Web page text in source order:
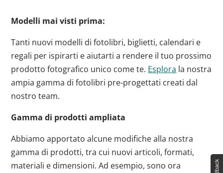
Modelli mai visti prima:
Tanti nuovi modelli di fotolibri, biglietti, calendari e
regali per ispirarti e aiutarti a rendere il tuo prossimo
prodotto fotografico unico come te. Esplora la nostra
ampia gamma di fotolibri pre-progettati creati dal
nostro team.
Gamma di prodotti ampliata
Abbiamo apportato alcune modifiche alla nostra
gamma di prodotti, tra cui nuovi articoli, formati,
materiali e dimensioni. Ad esempio, sono ora